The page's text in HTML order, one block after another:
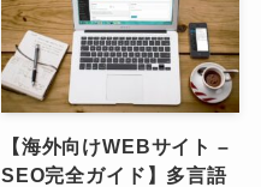
【海外向けWEBサイト –
SEO完全ガイド】多言語